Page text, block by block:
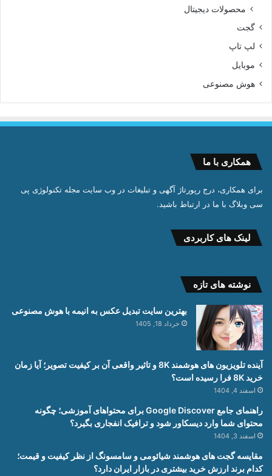
محصولات دیجیتال
گجت
لپ تاپ
موبایل
هوش مصنوعی
همکاری با ما
برای همکاری، درج رپورتاژ آگهی و تبلیغات در وب سایت مجله تکنولوژی پی
سی وبلاگ با ما در ارتباط باشید.
لینک های کاربردی
نوشته های تازه
بهترین سایت تبدیل عکس به انیمه با هوش مصنوعی
خرداد 18, 1405
آینده تلویزیون های هوشمند 8K و تاثیر واقعی آن بر کیفیت تصویر؛ آیا زمان
خرید 8K فرا رسیده است؟
اسفند 4, 1404
راهنمای جامع Google Discover برای محتواهای آموزشی؛ چگونه
محتوای شما وارد دیسکاور شود و ترافیک انفجاری بگیرد؟
اسفند 3, 1404
مقایسه گجت های هوشمند شیائومی و سامسونگ از نظر کیفیت و قیمت؛
کدام برند ارزش خرید بیشتری در بازار ایران دارد؟